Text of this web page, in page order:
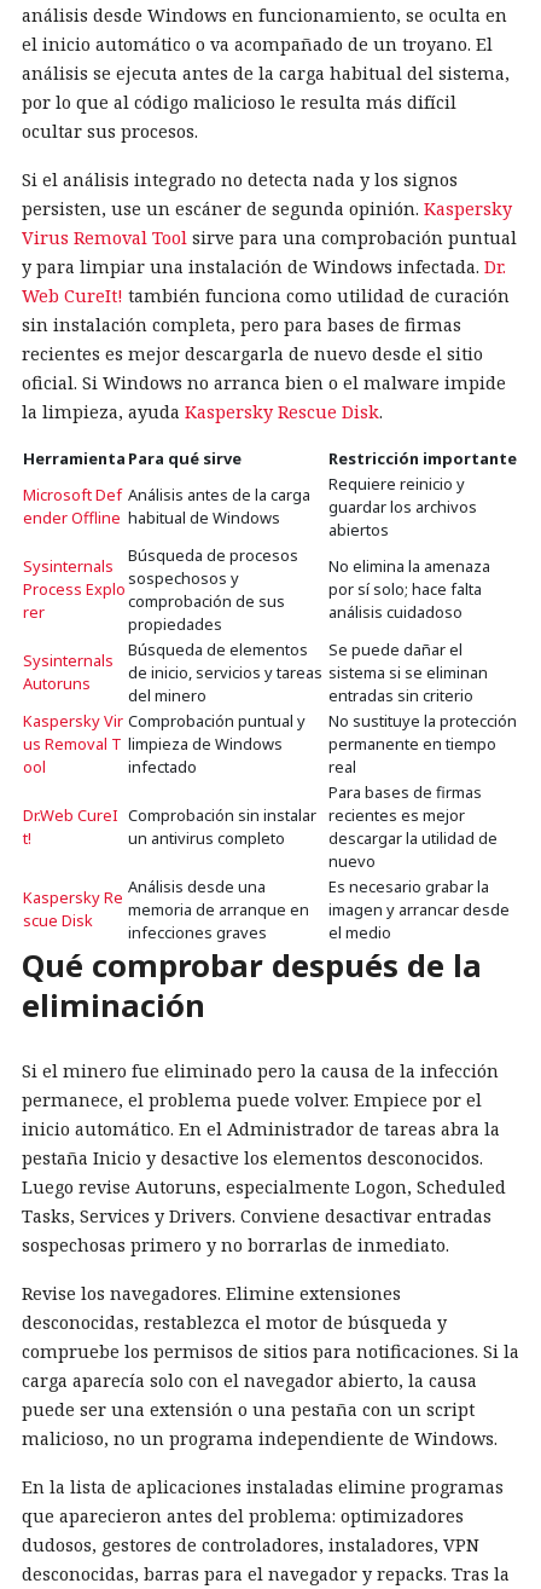
análisis desde Windows en funcionamiento, se oculta en
el inicio automático o va acompañado de un troyano. El
análisis se ejecuta antes de la carga habitual del sistema,
por lo que al código malicioso le resulta más difícil
ocultar sus procesos.
Si el análisis integrado no detecta nada y los signos
persisten, use un escáner de segunda opinión. Kaspersky
Virus Removal Tool sirve para una comprobación puntual
y para limpiar una instalación de Windows infectada. Dr.
Web CureIt! también funciona como utilidad de curación
sin instalación completa, pero para bases de firmas
recientes es mejor descargarla de nuevo desde el sitio
oficial. Si Windows no arranca bien o el malware impide
la limpieza, ayuda Kaspersky Rescue Disk.
Herramienta Para qué sirve
Restricción importante
Microsoft Def
ender Offline
Análisis antes de la carga
habitual de Windows
Requiere reinicio y
guardar los archivos
abiertos
Sysinternals
Process Explo
rer
Búsqueda de procesos
sospechosos y
comprobación de sus
propiedades
No elimina la amenaza
por sí solo; hace falta
análisis cuidadoso
Sysinternals
Autoruns
Búsqueda de elementos
de inicio, servicios y tareas
del minero
Se puede dañar el
sistema si se eliminan
entradas sin criterio
Kaspersky Vir
us Removal T
ool
Comprobación puntual y
limpieza de Windows
infectado
No sustituye la protección
permanente en tiempo
real
Dr.Web CureI
t!
Comprobación sin instalar
un antivirus completo
Para bases de firmas
recientes es mejor
descargar la utilidad de
nuevo
Kaspersky Re
scue Disk
Análisis desde una
memoria de arranque en
infecciones graves
Es necesario grabar la
imagen y arrancar desde
el medio
Qué comprobar después de la
eliminación
Si el minero fue eliminado pero la causa de la infección
permanece, el problema puede volver. Empiece por el
inicio automático. En el Administrador de tareas abra la
pestaña Inicio y desactive los elementos desconocidos.
Luego revise Autoruns, especialmente Logon, Scheduled
Tasks, Services y Drivers. Conviene desactivar entradas
sospechosas primero y no borrarlas de inmediato.
Revise los navegadores. Elimine extensiones
desconocidas, restablezca el motor de búsqueda y
compruebe los permisos de sitios para notificaciones. Si la
carga aparecía solo con el navegador abierto, la causa
puede ser una extensión o una pestaña con un script
malicioso, no un programa independiente de Windows.
En la lista de aplicaciones instaladas elimine programas
que aparecieron antes del problema: optimizadores
dudosos, gestores de controladores, instaladores, VPN
desconocidas, barras para el navegador y repacks. Tras la